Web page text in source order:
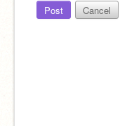
Post Cancel